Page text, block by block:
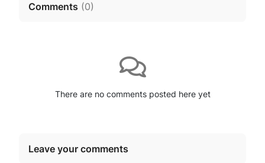
Comments (0)
There are no comments posted here yet
Leave your comments